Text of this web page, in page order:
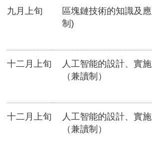
九月上旬
區塊鏈技術的知識及
制)
十二月上旬
人工智能的設計、實
（兼讀制）
十二月上旬
人工智能的設計、實
（兼讀制）